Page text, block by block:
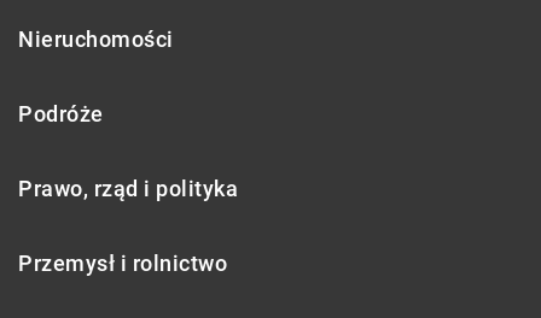
Nieruchomości
Podróże
Prawo, rząd i polityka
Przemysł i rolnictwo